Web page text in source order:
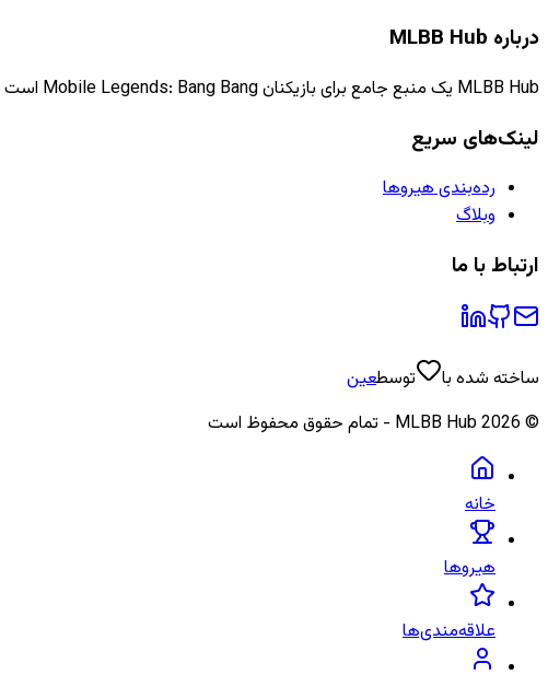
درباره MLBB Hub
MLBB Hub یک منبع جامع برای بازیکنان Mobile Legends: Bang Bang است که اطلاعات، راهنماها و اخبار به‌روز را ارائه می‌دهد.
لینک‌های سریع
رده‌بندی هیروها
وبلاگ
ارتباط با ما
ساخته شده با توسطعین
©
2026
خانه
هیروها
علاقه‌مندی‌ها